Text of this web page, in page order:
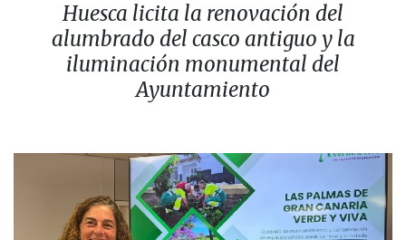
Huesca licita la renovación del
alumbrado del casco antiguo y la
iluminación monumental del
Ayuntamiento